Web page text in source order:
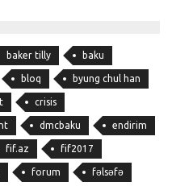
baker tilly baku
bloq byung chul han
crisis
dmcbaku endirim
fif.az fif2017
forum fəlsəfə